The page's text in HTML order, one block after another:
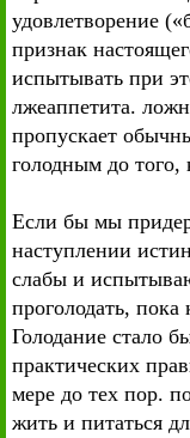
удовлетворение
признак
испытывать при
лжеаппетита.
пропускает
голодным до того,
Если бы мы
наступлении
слабы и
проголодать,
Голодание стало
практических
мере до тех пор.
жить и питаться